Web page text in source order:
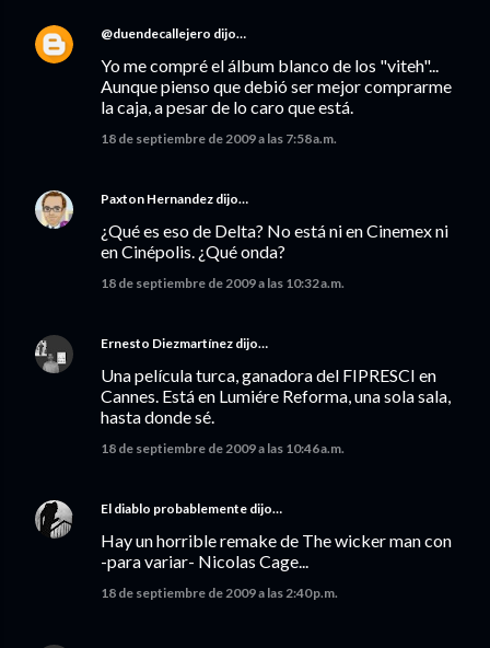
@duendecallejero dijo…
Yo me compré el álbum blanco de los "viteh"...
Aunque pienso que debió ser mejor comprarme
la caja, a pesar de lo caro que está.
18 de septiembre de 2009 a las 7:58 a.m.
Paxton Hernandez dijo…
¿Qué es eso de Delta? No está ni en Cinemex ni
en Cinépolis. ¿Qué onda?
18 de septiembre de 2009 a las 10:32 a.m.
Ernesto Diezmartínez dijo…
Una película turca, ganadora del FIPRESCI en
Cannes. Está en Lumiére Reforma, una sola sala,
hasta donde sé.
18 de septiembre de 2009 a las 10:46 a.m.
El diablo probablemente dijo…
Hay un horrible remake de The wicker man con
-para variar- Nicolas Cage...
18 de septiembre de 2009 a las 2:40 p.m.